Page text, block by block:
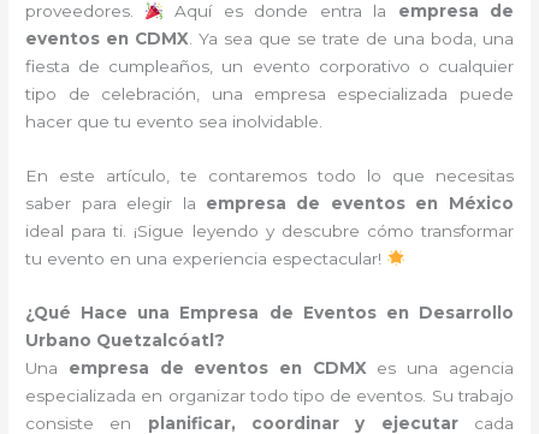
proveedores.
Aquí es donde entra la empresa de
eventos en CDMX. Ya sea que se trate de una boda, una
fiesta de cumpleaños, un evento corporativo o cualquier
tipo de celebración, una empresa especializada puede
hacer que tu evento sea inolvidable.
En este artículo, te contaremos todo lo que necesitas
saber para elegir la empresa de eventos en México
ideal para ti. ¡Sigue leyendo y descubre cómo transformar
tu evento en una experiencia espectacular!
¿Qué Hace una Empresa de Eventos en Desarrollo
Urbano Quetzalcóatl?
Una empresa de eventos en CDMX es una agencia
especializada en organizar todo tipo de eventos. Su trabajo
consiste en planificar, coordinar y ejecutarcada